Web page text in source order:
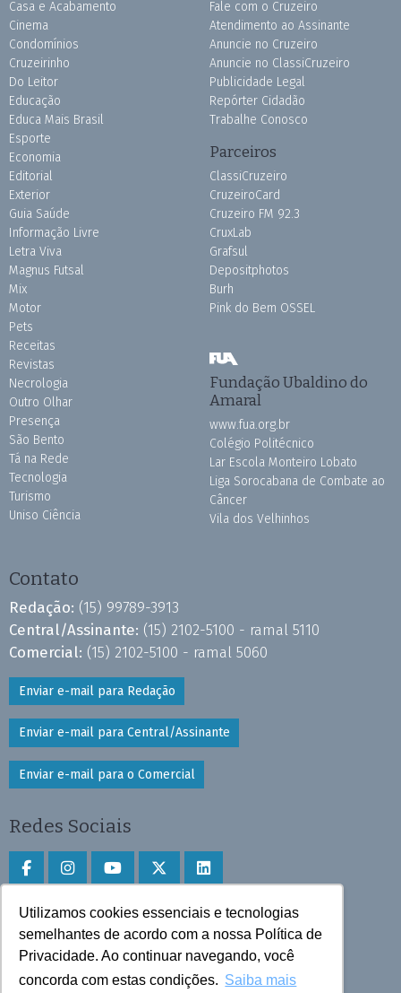
Utilizamos cookies essenciais e tecnologias
semelhantes de acordo com a nossa Política de
Privacidade. Ao continuar navegando, você
concorda com estas condições. Saiba mais
Casa e Acabamento
Cinema
Condomínios
Cruzeirinho
Do Leitor
Educação
Educa Mais Brasil
Esporte
Economia
Editorial
Exterior
Guia Saúde
Informação Livre
Letra Viva
Magnus Futsal
Mix
Motor
Pets
Receitas
Revistas
Necrologia
Outro Olhar
Presença
São Bento
Tá na Rede
Tecnologia
Turismo
Uniso Ciência
Fale com o Cruzeiro
Atendimento ao Assinante
Anuncie no Cruzeiro
Anuncie no ClassiCruzeiro
Publicidade Legal
Repórter Cidadão
Trabalhe Conosco
Parceiros
ClassiCruzeiro
CruzeiroCard
Cruzeiro FM 92.3
CruxLab
Grafsul
Depositphotos
Burh
Pink do Bem OSSEL
Fundação Ubaldino do
Amaral
www.fua.org.br
Colégio Politécnico
Lar Escola Monteiro Lobato
Liga Sorocabana de Combate ao
Câncer
Vila dos Velhinhos
Contato
Redação: (15) 99789-3913
Central/Assinante: (15) 2102-5100 - ramal 5110
Comercial: (15) 2102-5100 - ramal 5060
Enviar e-mail para Redação
Enviar e-mail para Central/Assinante
Enviar e-mail para o Comercial
Redes Sociais
Faça download do aplicativo
Play Store e App Store